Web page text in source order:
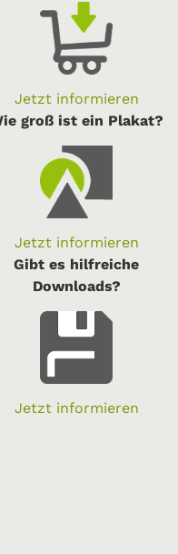
Jetzt informieren
groß ist ein Plakat?
Jetzt informieren
Gibt es hilfreiche
Downloads?
Jetzt informieren